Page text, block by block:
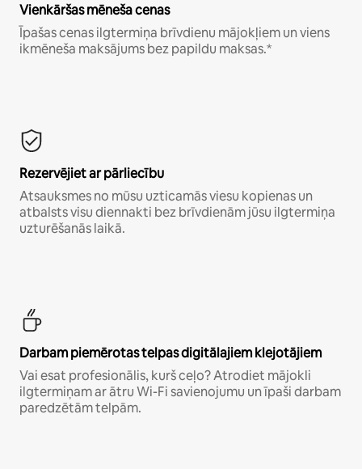
Vienkāršas mēneša cenas
Īpašas cenas ilgtermiņa brīvdienu mājokļiem un viens
ikmēneša maksājums bez papildu maksas.*
Rezervējiet ar pārliecību
Atsauksmes no mūsu uzticamās viesu kopienas un
atbalsts visu diennakti bez brīvdienām jūsu ilgtermiņa
uzturēšanās laikā.
Darbam piemērotas telpas digitālajiem klejotājiem
Vai esat profesionālis, kurš ceļo? Atrodiet mājokli
ilgtermiņam ar ātru Wi-Fi savienojumu un īpaši darbam
paredzētām telpām.